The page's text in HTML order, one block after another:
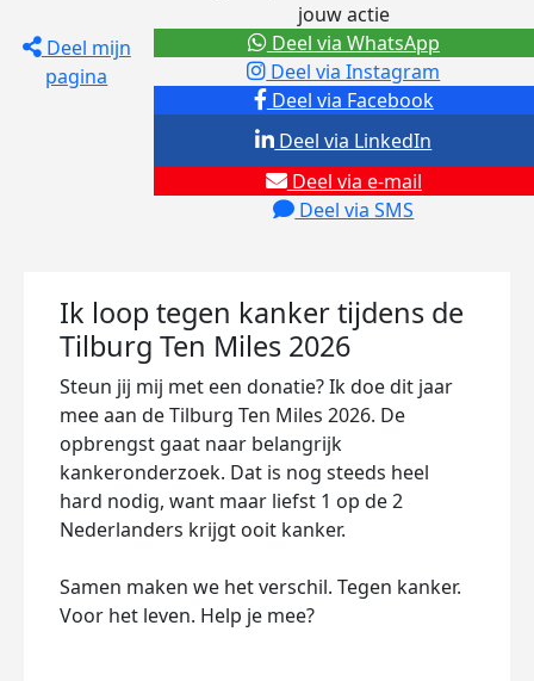
Deel mijn
pagina
jouw actie
Deel via Facebook
Deel via Instagram
Deel via e-mail
Deel via SMS
Deel via LinkedIn
Deel via WhatsApp
Ik loop tegen kanker tijdens de
Tilburg Ten Miles 2026
Steun jij mij met een donatie? Ik doe dit jaar
mee aan de Tilburg Ten Miles 2026. De
opbrengst gaat naar belangrijk
kankeronderzoek. Dat is nog steeds heel
hard nodig, want maar liefst 1 op de 2
Nederlanders krijgt ooit kanker.
Samen maken we het verschil. Tegen kanker.
Voor het leven. Help je mee?